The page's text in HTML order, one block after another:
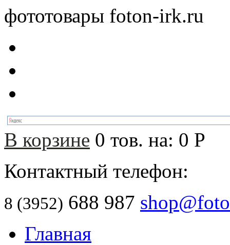
фототовары foton-irk.ru
В корзине 0 тов. на: 0 Р
Контактный телефон:
8 (3952) 688 987
Главная